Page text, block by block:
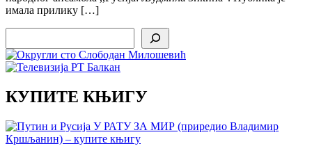
имала прилику […]
КУПИТЕ КЊИГУ